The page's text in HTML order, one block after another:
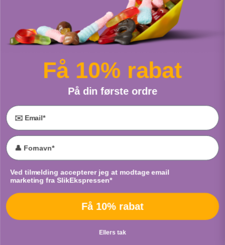
Sour Neon Worms
FraCloetta
PUT I POSE
Pop Candy Jordbær
Fra
PUT I POSE
Kulørte Fisk
FraCloetta
PEZ Fizzy Roll
Få 10% rabat
På din første ordre
Email
Accept marketing
Ved tilmelding accepterer jeg at modtage email
marketing fra SlikEkspressen*
Få 10% rabat
Ellers tak